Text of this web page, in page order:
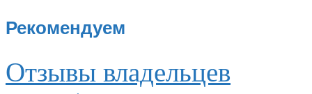
Рекомендуем
Отзывы владельцев